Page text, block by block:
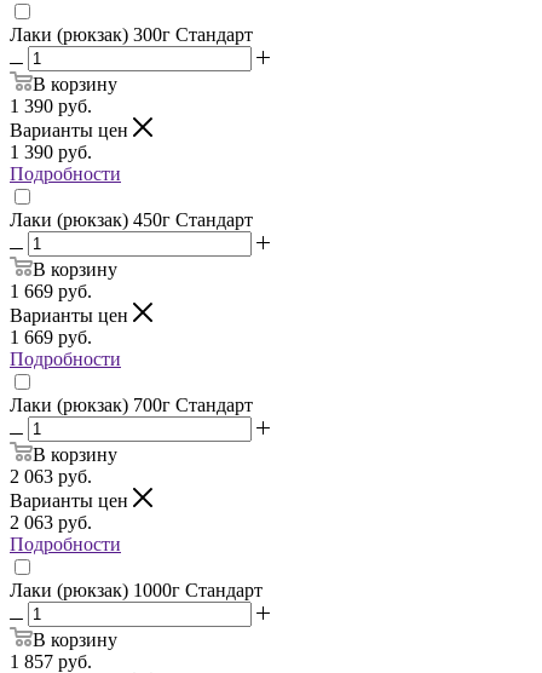
Лаки (рюкзак) 300г Стандарт
В корзину
1 390 руб.
Варианты цен
1 390 руб.
Подробности
Лаки (рюкзак) 450г Стандарт
В корзину
1 669 руб.
Варианты цен
1 669 руб.
Подробности
Лаки (рюкзак) 700г Стандарт
В корзину
2 063 руб.
Варианты цен
2 063 руб.
Подробности
Лаки (рюкзак) 1000г Стандарт
В корзину
1 857 руб.